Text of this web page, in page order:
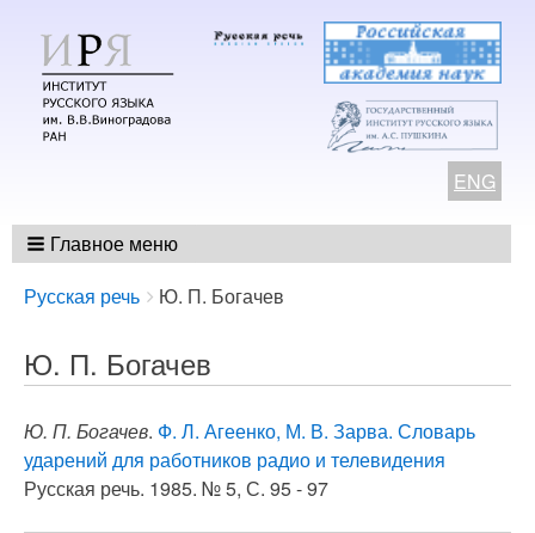
ENG
Главное меню
Breadcrumbs
You
here:
Русская речь Ю. П. Богачев
Ю. П. Богачев
Ю. П. Богачев. Ф. Л. Агеенко, М. В. Зарва. Словарь
ударений для работников радио и телевидения
Русская речь. 1985. № 5, С. 95 - 97